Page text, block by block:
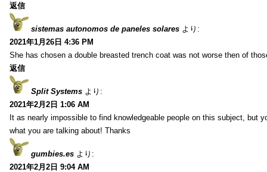
返信
sistemas autonomos de paneles solares より:
2021年1月26日 4:36 PM
She has chosen a double breasted trench coat was not worse then of
返信
Split Systems より:
2021年2月2日 1:06 AM
It as nearly impossible to find knowledgeable people on this subject, but
what you are talking about! Thanks
gumbies.es より:
2021年2月2日 9:04 AM